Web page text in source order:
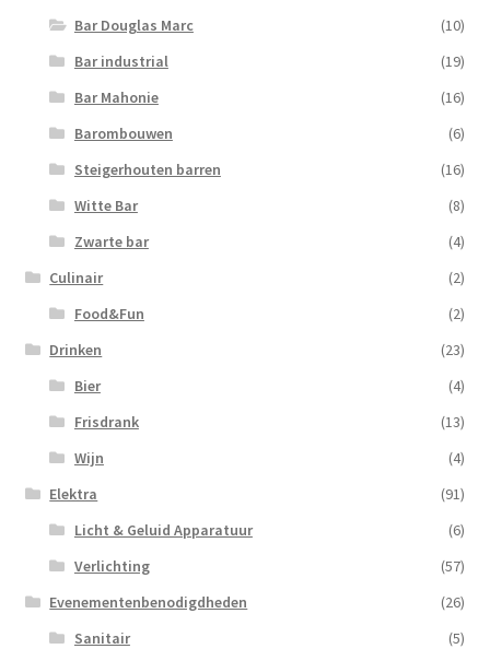
Bar Douglas Marc
(10)
Bar industrial
(19)
Bar Mahonie
(16)
Barombouwen
(6)
Steigerhouten barren
(16)
Witte Bar
(8)
Zwarte bar
(4)
Culinair
(2)
Food&Fun
(2)
Drinken
(23)
Bier
(4)
Frisdrank
(13)
Wijn
(4)
Elektra
(91)
Licht & Geluid Apparatuur
(6)
Verlichting
(57)
Evenementenbenodigdheden
(26)
Sanitair
(5)